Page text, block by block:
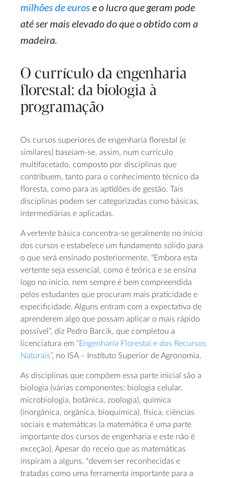
milhões de eurose o lucro que geram pode
até ser mais elevado do que o obtido com a
madeira.
O currículo da engenharia
florestal: da biologia à
programação
Os cursos superiores de engenharia florestal (e
similares) baseiam-se, assim, num currículo
multifacetado, composto por disciplinas que
contribuem, tanto para o conhecimento técnico da
floresta, como para as aptidões de gestão. Tais
disciplinas podem ser categorizadas como básicas,
intermediárias e aplicadas.
A vertente básica concentra-se geralmente no início
dos cursos e estabelece um fundamento sólido para
o que será ensinado posteriormente. “Embora esta
vertente seja essencial, como é teórica e se ensina
logo no início, nem sempre é bem compreendida
pelos estudantes que procuram mais praticidade e
especificidade. Alguns entram com a expectativa de
aprenderem algo que possam aplicar o mais rápido
possível”, diz Pedro Barcik, que completou a
licenciatura em “Engenharia Florestal e dos Recursos
Naturais”, no ISA – Instituto Superior de Agronomia.
As disciplinas que compõem essa parte inicial são a
biologia (várias componentes: biologia celular,
microbiologia, botânica, zoologia), química
(inorgânica, orgânica, bioquímica), física, ciências
sociais e matemáticas (a matemática é uma parte
importante dos cursos de engenharia e este não é
exceção). Apesar do receio que as matemáticas
inspiram a alguns, “devem ser reconhecidas e
tratadas como uma ferramenta importante para a